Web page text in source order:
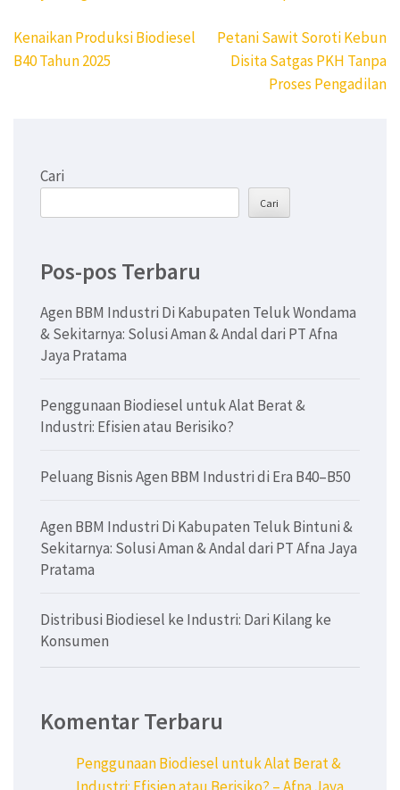
Navigasi
pos
Kenaikan Produksi Biodiesel
B40 Tahun 2025
Petani Sawit Soroti Kebun
Disita Satgas PKH Tanpa
Proses Pengadilan
Cari
Cari
Pos-pos Terbaru
Agen BBM Industri Di Kabupaten Teluk Wondama
& Sekitarnya: Solusi Aman & Andal dari PT Afna
Jaya Pratama
Penggunaan Biodiesel untuk Alat Berat &
Industri: Efisien atau Berisiko?
Peluang Bisnis Agen BBM Industri di Era B40–B50
Agen BBM Industri Di Kabupaten Teluk Bintuni &
Sekitarnya: Solusi Aman & Andal dari PT Afna Jaya
Pratama
Distribusi Biodiesel ke Industri: Dari Kilang ke
Konsumen
Komentar Terbaru
Penggunaan Biodiesel untuk Alat Berat &